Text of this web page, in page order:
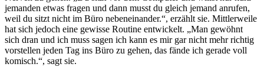
jemanden etwas fragen und dann musst du gleich jemand anrufen,
weil du sitzt nicht im Büro nebeneinander.“, erzählt sie. Mittlerweile
hat sich jedoch eine gewisse Routine entwickelt. „Man gewöhnt
sich dran und ich muss sagen ich kann es mir gar nicht mehr richtig
vorstellen jeden Tag ins Büro zu gehen, das fände ich gerade voll
komisch.“, sagt sie.